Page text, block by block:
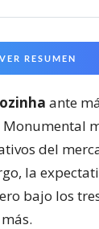
VER RESUMEN
ante
Monumental
del
la
bajo los